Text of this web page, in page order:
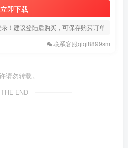
立即下载
！建议登陆后购买，可保存购买订单
联系客服qiqi8899sm
请勿转载。
THE END